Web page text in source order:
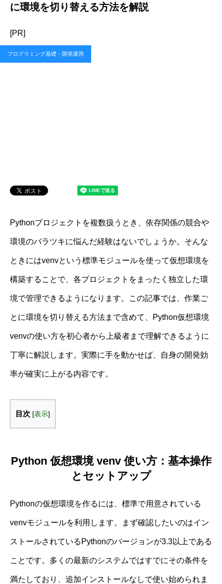
に環境を切り替える方法を解説
[PR]
プログラミング基礎・開発運用
Pythonプロジェクトを複数扱うとき、依存関係の競合や
環境のバラツキに悩んだ経験はないでしょうか。そんな
ときにはvenvという標準モジュールを使って仮想環境を
構築することで、各プロジェクトをまったく独立した環
境で管理できるようになります。この記事では、作業ご
とに環境を切り替える方法まで含めて、Python仮想環境
venvの使い方を初心者から上級者まで理解できるように
丁寧に解説します。実際に手を動かせば、自身の開発効
率が確実に上がる内容です。
目次 [表示]
Python 仮想環境 venv 使い方：基本操作
とセットアップ
Pythonの仮想環境を作るには、標準で用意されている
venvモジュールを利用します。まず確認したいのはイン
ストールされているPythonのバージョンが3.3以上である
ことです。多くの最新のシステムではすでにその条件を
満たしており、追加インストールなしで使い始められま